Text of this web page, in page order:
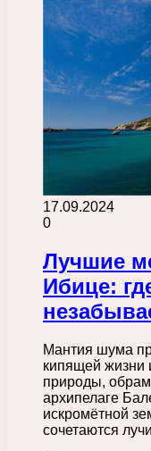
17.09.2024
0
Лучшие
Ибице:
Мантия шума
кипящей жизни
природы,
архипелаге
искромётной
сочетаются